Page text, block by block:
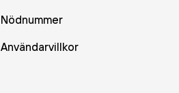
Nödnummer
Användarvillkor